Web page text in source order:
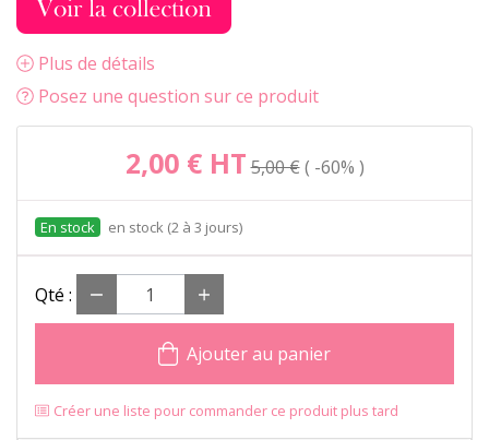
Plus de détails
Posez une question sur ce produit
2,00 € HT 5,00 € -60%
en stock (2 à 3 jours)
Qté :
Ajouter au panier
Créer une liste pour commander ce produit plus tard